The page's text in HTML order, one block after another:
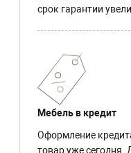
срок гарантии
Мебель в кредит
Оформление
товар уже